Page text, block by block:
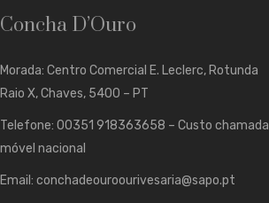
Concha D’Ouro
Morada: Centro Comercial E. Leclerc, Rotunda
Raio X, Chaves, 5400 – PT
Telefone: 00351 918363658 – Custo chamada
móvel nacional
Email: conchadeouroourivesaria@sapo.pt